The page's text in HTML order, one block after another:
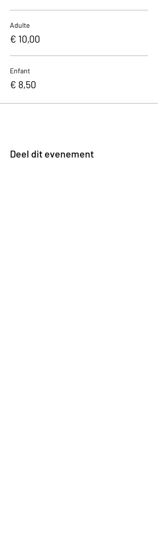
Adulte
€ 10,00
Enfant
€ 8,50
Deel dit evenement